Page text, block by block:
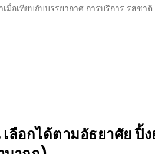
มื่อเทียบกับบรรยากาศ การบริการ รสชา
ลือกได้ตามอัธยาศัย ปิ้